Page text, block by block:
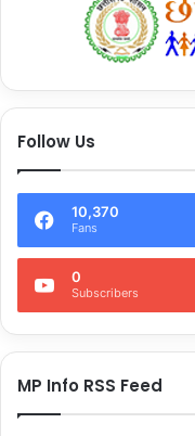
Follow Us
10,370
Fans
0
Subscribers
MP Info RSS Feed